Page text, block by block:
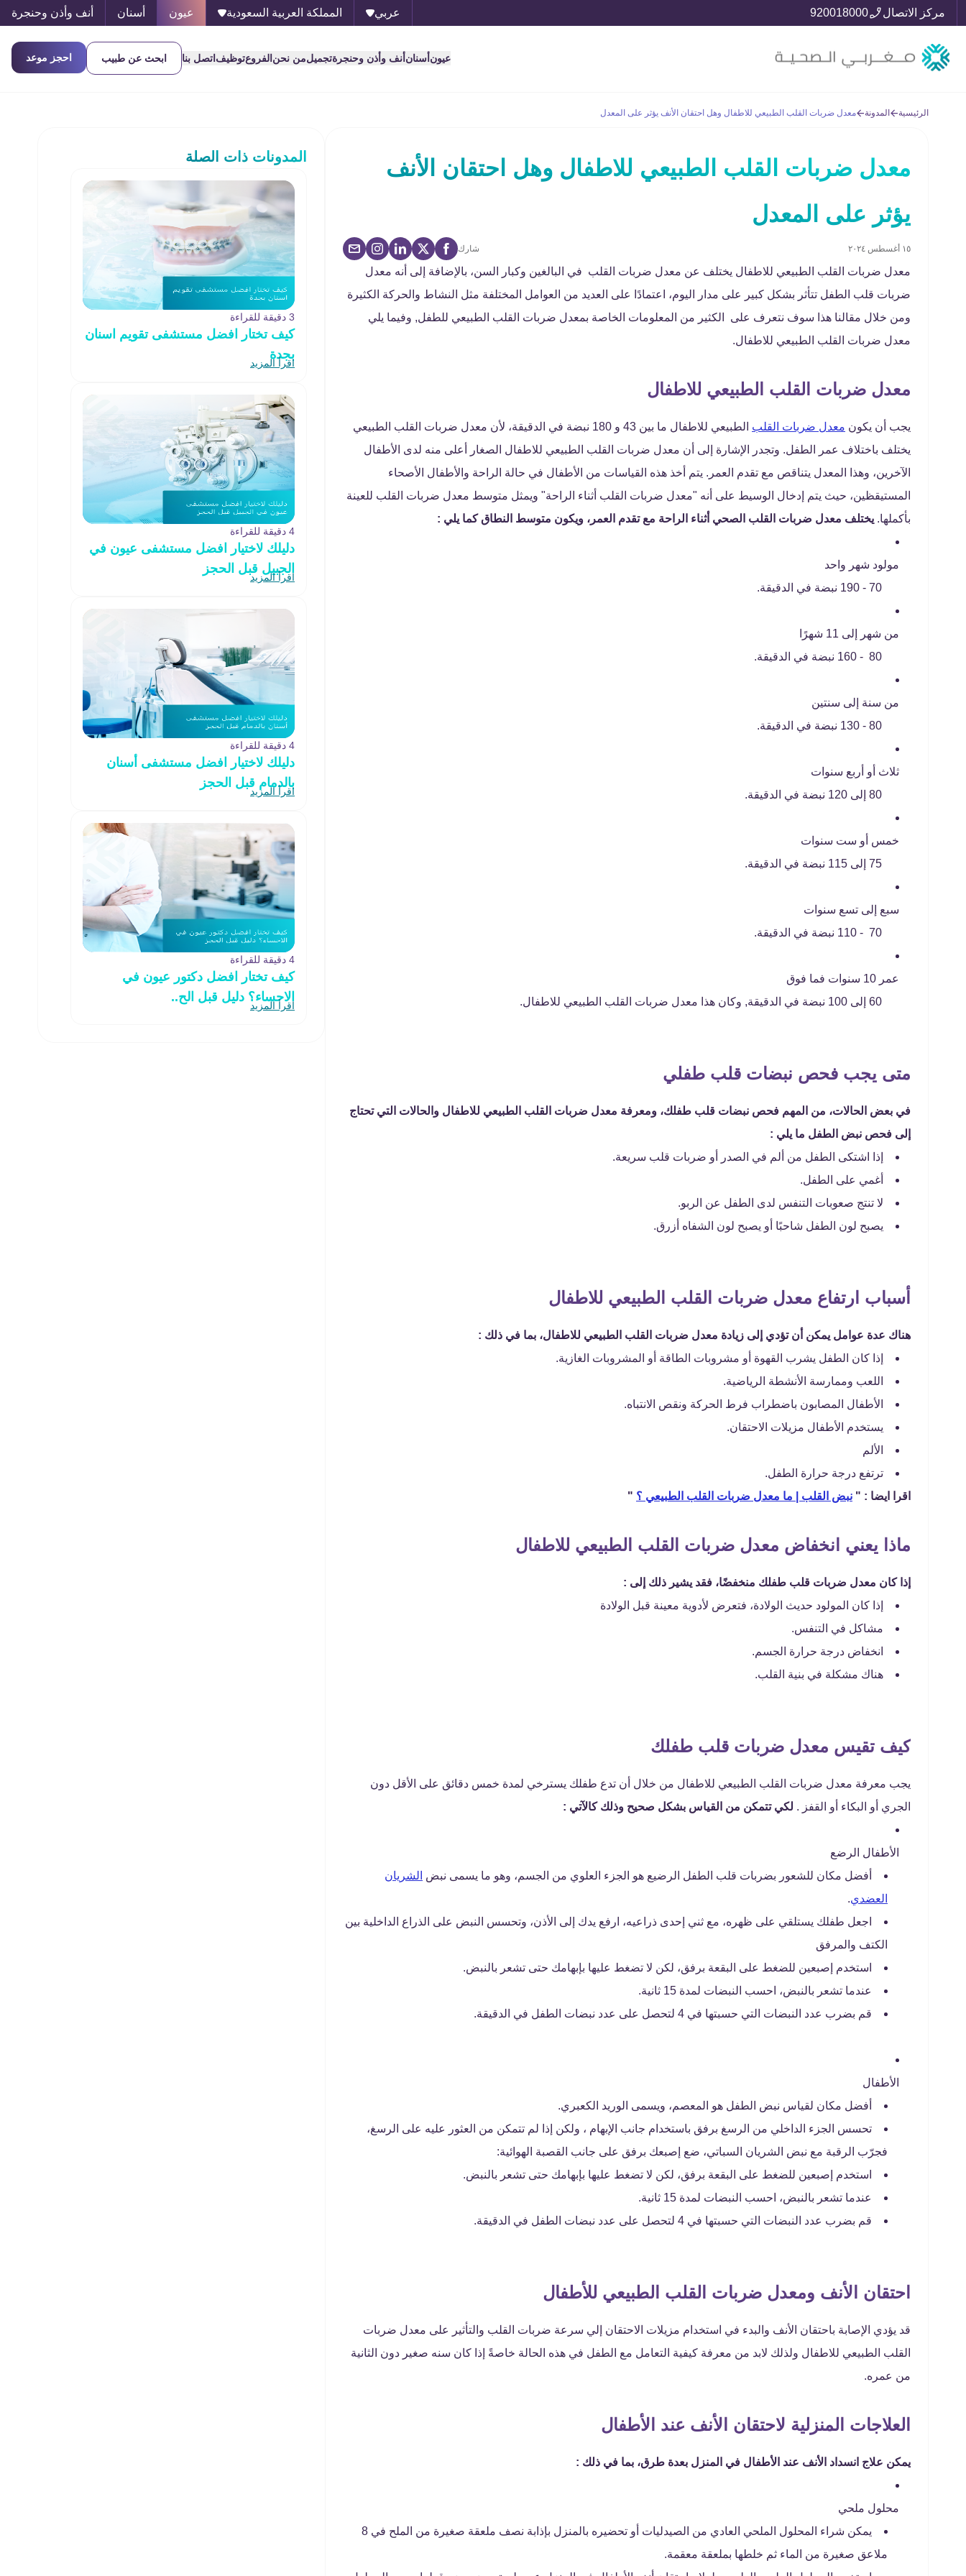
مركز الاتصال 920018000 عربي المملكة العربية السعودية عيون أسنان أنف وأذن وحنجرة
عيون أسنان أنف وأذن وحنجرةتجميلمن نحن الفروعتوظيف اتصل بنا ابحث عن طبيب احجز موعد
الرئيسية المدونة معدل ضربات القلب الطبيعي للاطفال وهل احتقان الأنف يؤثر على المعدل
معدل ضربات القلب الطبيعي للاطفال وهل احتقان الأنف
يؤثر على المعدل
١٥ أغسطس ٢٠٢٤ شارك
معدل ضربات القلب الطبيعي للاطفال يختلف عن معدل ضربات القلب في البالغين وكبار السن، بالإضافة إلى أنه معدل
ضربات قلب الطفل تتأثر بشكل كبير على مدار اليوم، اعتمادًا على العديد من العوامل المختلفة مثل النشاط والحركة الكثيرة
ومن خلال مقالنا هذا سوف نتعرف على الكثير من المعلومات الخاصة بمعدل ضربات القلب الطبيعي للطفل, وفيما يلي
معدل ضربات القلب الطبيعي للاطفال.
معدل ضربات القلب الطبيعي للاطفال
يجب أن يكون معدل ضربات القلب
الطبيعي للاطفال ما بين 43 و 180 نبضة في الدقيقة، لأن معدل ضربات القلب الطبيعي
يختلف باختلاف عمر الطفل. وتجدر الإشارة إلى أن معدل ضربات القلب الطبيعي للاطفال الصغار أعلى منه لدى الأطفال
الآخرين، وهذا المعدل يتناقص مع تقدم العمر. يتم أخذ هذه القياسات من الأطفال في حالة الراحة والأطفال الأصحاء
المستيقظين، حيث يتم إدخال الوسيط على أنه "معدل ضربات القلب أثناء الراحة" ويمثل متوسط ​​معدل ضربات القلب للعينة
بأكملها. يختلف معدل ضربات القلب الصحي أثناء الراحة مع تقدم العمر، ويكون متوسط ​​النطاق كما يلي :
مولود شهر واحد
70 - 190 نبضة في الدقيقة.
من شهر إلى 11 شهرًا
80 - 160 نبضة في الدقيقة.
من سنة إلى سنتين
80 - 130 نبضة في الدقيقة.
ثلاث أو أربع سنوات
80 إلى 120 نبضة في الدقيقة.
خمس أو ست سنوات
75 إلى 115 نبضة في الدقيقة.
سبع إلى تسع سنوات
70 - 110 نبضة في الدقيقة.
عمر 10 سنوات فما فوق
60 إلى 100 نبضة في الدقيقة, وكان هذا معدل ضربات القلب الطبيعي للاطفال.
متى يجب فحص نبضات قلب طفلي
في بعض الحالات، من المهم فحص نبضات قلب طفلك، ومعرفة معدل ضربات القلب الطبيعي للاطفال والحالات التي تحتاج
إلى فحص نبض الطفل ما يلي :
إذا اشتكى الطفل من ألم في الصدر أو ضربات قلب سريعة.
أغمي على الطفل.
لا تنتج صعوبات التنفس لدى الطفل عن الربو.
يصبح لون الطفل شاحبًا أو يصبح لون الشفاه أزرق.
أسباب ارتفاع معدل ضربات القلب الطبيعي للاطفال
هناك عدة عوامل يمكن أن تؤدي إلى زيادة معدل ضربات القلب الطبيعي للاطفال، بما في ذلك :
إذا كان الطفل يشرب القهوة أو مشروبات الطاقة أو المشروبات الغازية.
اللعب وممارسة الأنشطة الرياضية.
الأطفال المصابون باضطراب فرط الحركة ونقص الانتباه.
يستخدم الأطفال مزيلات الاحتقان.
الألم
ترتفع درجة حرارة الطفل.
اقرا ايضا : " نبض القلب | ما معدل ضربات القلب الطبيعي ؟ "
ماذا يعني انخفاض معدل ضربات القلب الطبيعي للاطفال
إذا كان معدل ضربات قلب طفلك منخفضًا، فقد يشير ذلك إلى :
إذا كان المولود حديث الولادة، فتعرض لأدوية معينة قبل الولادة
مشاكل في التنفس.
انخفاض درجة حرارة الجسم.
هناك مشكلة في بنية القلب.
كيف تقيس معدل ضربات قلب طفلك
يجب معرفة معدل ضربات القلب الطبيعي للاطفال من خلال أن تدع طفلك يسترخي لمدة خمس دقائق على الأقل دون
الجري أو البكاء أو القفز . لكي تتمكن من القياس بشكل صحيح وذلك كالآتي :
الأطفال الرضع
أفضل مكان للشعور بضربات قلب الطفل الرضيع هو الجزء العلوي من الجسم، وهو ما يسمى نبض الشريان
العضدي.
اجعل طفلك يستلقي على ظهره، مع ثني إحدى ذراعيه، ارفع يدك إلى الأذن، وتحسس النبض على الذراع الداخلية بين
الكتف والمرفق
استخدم إصبعين للضغط على البقعة برفق، لكن لا تضغط عليها بإبهامك حتى تشعر بالنبض.
عندما تشعر بالنبض، احسب النبضات لمدة 15 ثانية.
قم بضرب عدد النبضات التي حسبتها في 4 لتحصل على عدد نبضات الطفل في الدقيقة.
الأطفال
أفضل مكان لقياس نبض الطفل هو المعصم، ويسمى الوريد الكعبري.
تحسس الجزء الداخلي من الرسغ برفق باستخدام جانب الإبهام ، ولكن إذا لم تتمكن من العثور عليه على الرسغ،
فجرّب الرقبة مع نبض الشريان السباتي، ضع إصبعك برفق على جانب القصبة الهوائية:
استخدم إصبعين للضغط على البقعة برفق، لكن لا تضغط عليها بإبهامك حتى تشعر بالنبض.
عندما تشعر بالنبض، احسب النبضات لمدة 15 ثانية.
قم بضرب عدد النبضات التي حسبتها في 4 لتحصل على عدد نبضات الطفل في الدقيقة.
احتقان الأنف ومعدل ضربات القلب الطبيعي للأطفال
قد يؤدي الإصابة باحتقان الأنف والبدء في استخدام مزيلات الاحتقان إلي سرعة ضربات القلب والتأثير على معدل ضربات
القلب الطبيعي للاطفال ولذلك لابد من معرفة كيفية التعامل مع الطفل في هذه الحالة خاصةً إذا كان سنه صغير دون الثانية
من عمره.
العلاجات المنزلية لاحتقان الأنف عند الأطفال
يمكن علاج انسداد الأنف عند الأطفال في المنزل بعدة طرق، بما في ذلك :
محلول ملحي
يمكن شراء المحلول الملحي العادي من الصيدليات أو تحضيره بالمنزل بإذابة نصف ملعقة صغيرة من الملح في 8
ملاعق صغيرة من الماء ثم خلطها بملعقة معقمة.
المدونات ذات الصلة
3 دقيقة للقراءة
كيف تختار افضل مستشفى تقويم اسنان
بجدة
اقرأ المزيد
4 دقيقة للقراءة
دليلك لاختيار افضل مستشفى عيون في
الجبيل قبل الحجز
اقرأ المزيد
4 دقيقة للقراءة
دليلك لاختيار افضل مستشفى أسنان
بالدمام قبل الحجز
اقرأ المزيد
4 دقيقة للقراءة
كيف تختار افضل دكتور عيون في
الاحساء؟ دليل قبل الح..
اقرأ المزيد